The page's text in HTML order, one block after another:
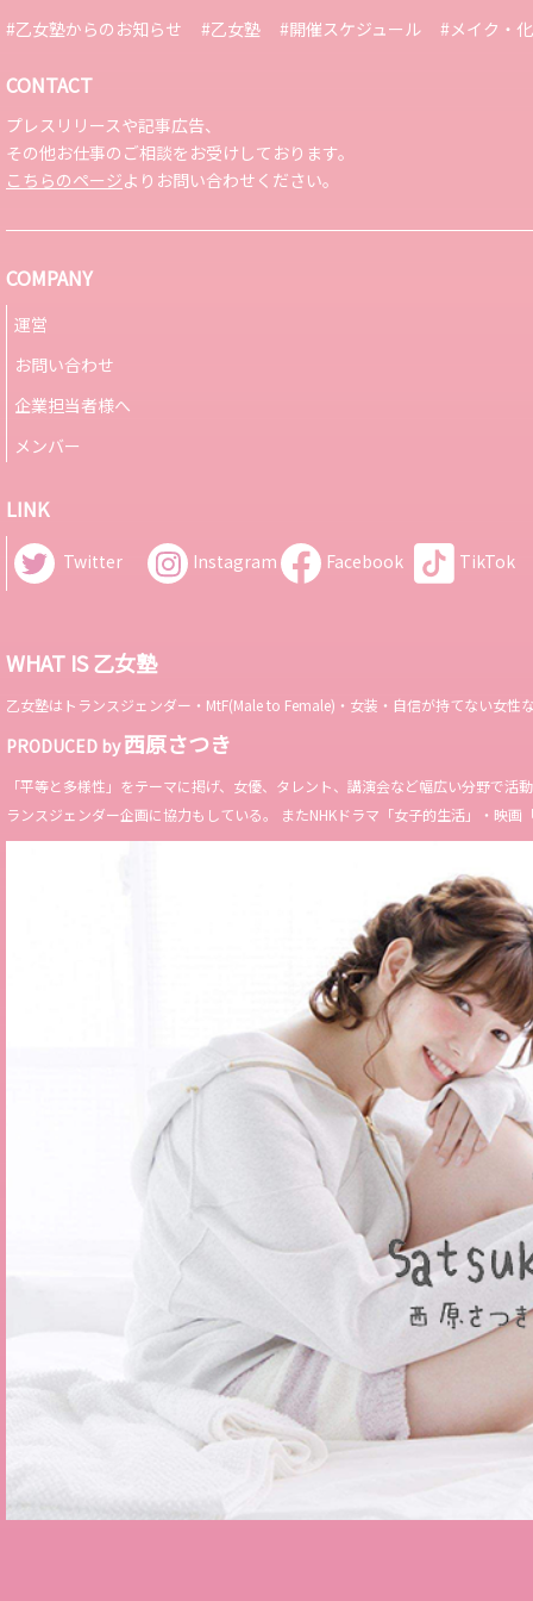
#乙女塾からのお知らせ #乙女塾 #開催スケジュール #メイク・
CONTACT
プレスリリースや記事広告、
その他お仕事のご相談をお受けしております。
こちらのページよりお問い合わせください。
COMPANY
運営
お問い合わせ
企業担当者様へ
メンバー
LINK
Twitter Instagram Facebook TikTok
WHAT IS 乙女塾
乙女塾はトランスジェンダー・MtF(Male to Female)・女装・自信が持てない女
PRODUCED by西原さつき
「平等と多様性」をテーマに掲げ、女優、タレント、講演会など幅広い分野で
ランスジェンダー企画に協力もしている。 またNHKドラマ「女子的生活」・映